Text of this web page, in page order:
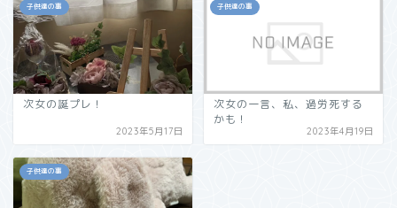
子供達の事
次女の誕プレ！
2023年5月17日
子供達の事
次女の一言、私、過労死する
かも！
2023年4月19日
子供達の事